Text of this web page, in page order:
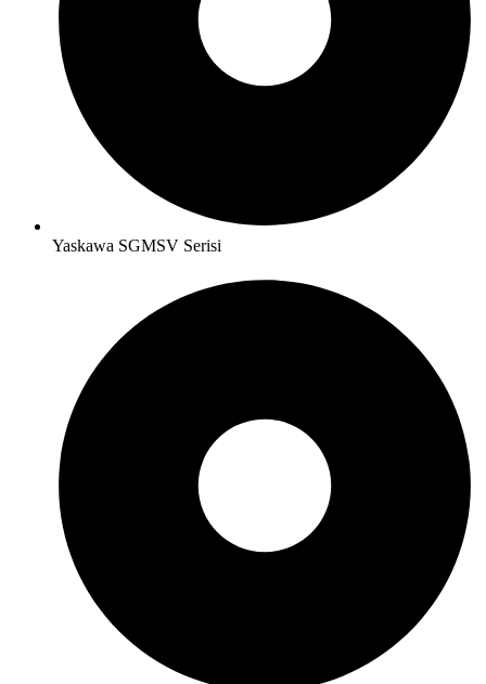
Yaskawa SGMSV Serisi